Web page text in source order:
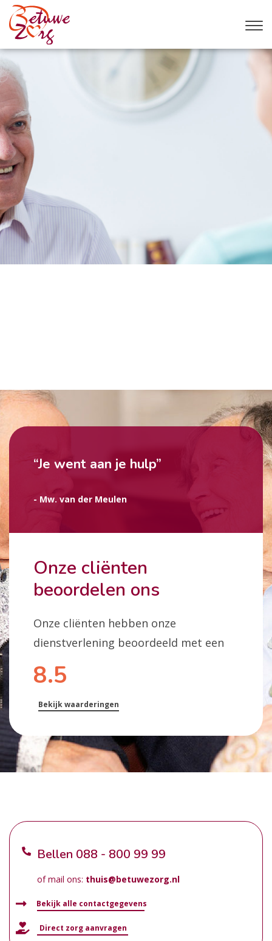
Onze cliënten
beoordelen ons
Onze cliënten hebben onze
dienstverlening beoordeeld met een
8.5
Bekijk waarderingen
“Je went aan je hulp”
- Mw. van der Meulen
Bellen 088 - 800 99 99
of mail ons: thuis@betuwezorg.nl
Bekijk alle contactgegevens
Direct zorg aanvragen